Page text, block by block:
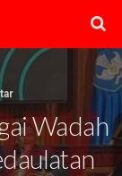
Wadah